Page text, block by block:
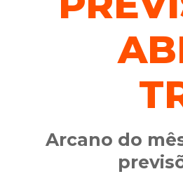
Arcano do